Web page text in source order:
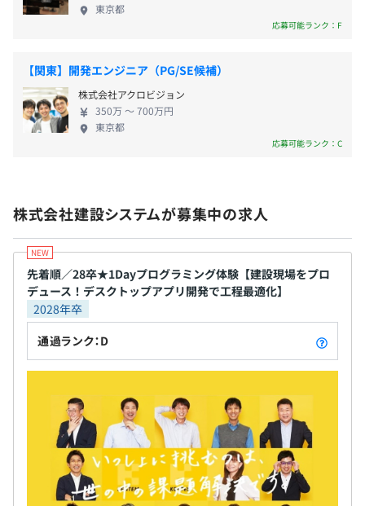
決め自己学習に取り組みます。
・ベテラン社員や社外の講師を招いた勉強会を定期的に開
・半年に1度、技術発表会（TECH-CONF）を開催し、エ
ンジニア同士の技術共有を促進しています。
・スキルアップのための技術書購入や外部研修の参加を積
極支援します。
WindowsノートPC(Corei7)＋マルチディスプレイを支給
オブジェクト指向、アジャイル、ペアプロ、テスト駆動開
発、チケット駆動開発、プロトタイピング、コーディング
規約あり
【開発環境】
■出社手当
※業績給対象者・パート社員は対象外
昇給：年1回（7月）
各種社会保険完備
3カ月（条件などの変更はありません）
東京都
応募可能ランク：F
【関東】開発エンジニア（PG/SE候補）
株式会社アクロビジョン
350万 〜 700万円
東京都
応募可能ランク：C
株式会社建設システムが募集中の求人
先着順／28卒★1Dayプログラミング体験【建設現場をプロ
デュース！デスクトップアプリ開発で工程最適化】
2028年卒
通過ランク：D